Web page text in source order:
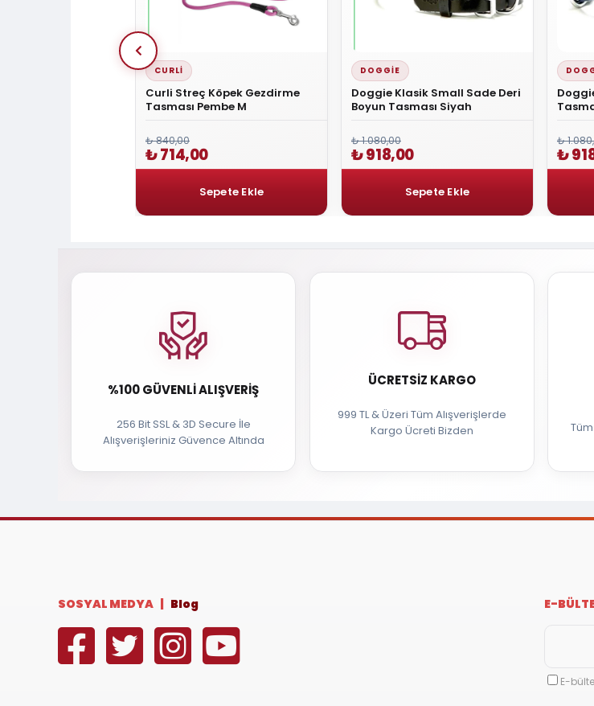
CURLI
Curli Streç Köpek Gezdirme
Tasması Pembe M
₺ 840,00
₺ 714,00
DOGGIE
Doggie Klasik Small Sade Deri
Boyun Tasması Siyah
₺ 1.080,00
₺ 918,00
₺
₺
%100 GÜVENLI ALIŞVERIŞ
256 Bit SSL & 3D Secure İle
Alışverişleriniz Güvence Altında
ÜCRETSIZ KARGO
999 TL & Üzeri Tüm Alışverişlerde
Kargo Ücreti Bizden
SOSYAL MEDYA | Blog E-
E-